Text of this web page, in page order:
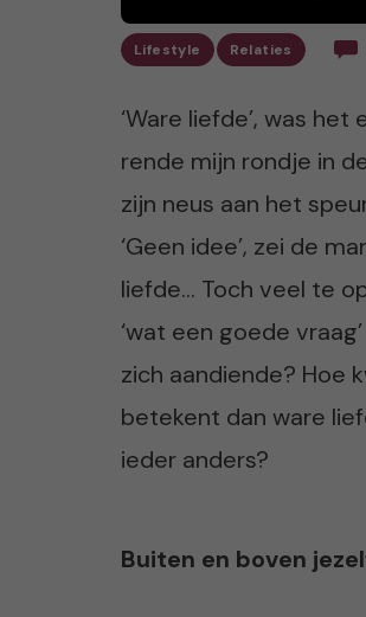
Lifestyle Relaties
‘Ware liefde’, was
rende mijn rondje in
zijn neus aan het
‘Geen idee’, zei de
liefde… Toch veel te
‘wat een goede
zich aandiende? Hoe
betekent dan ware
ieder anders?
Buiten en boven